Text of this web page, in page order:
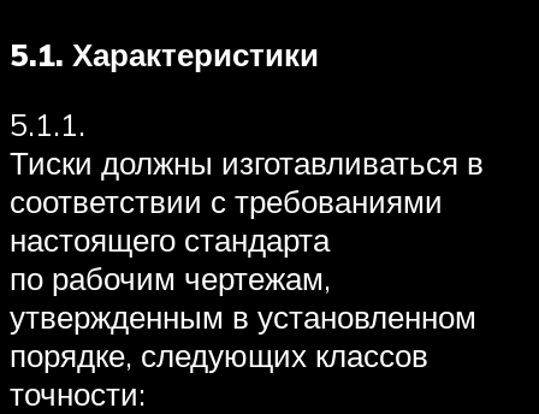
5.1. Характеристики
5.1.1.
Тиски должны изготавливаться в
соответствии с требованиями
настоящего стандарта
по рабочим чертежам,
утвержденным в установленном
порядке, следующих классов
точности: